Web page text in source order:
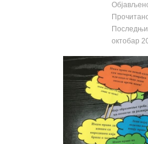
Последњи
октобар